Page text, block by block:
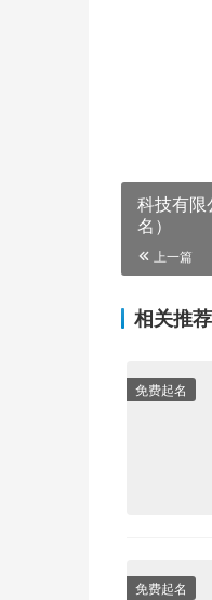
科技有限
名）
上一篇
相关推荐
免费起名
免费起名